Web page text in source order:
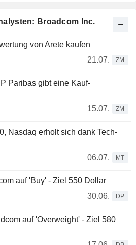
Broadcom Inc.
von Arete kaufen
21.07.
ZM
Paribas gibt eine Kauf-
15.07.
ZM
Nasdaq erholt sich dank Tech-
06.07.
MT
auf 'Buy' - Ziel 550 Dollar
30.06.
DP
auf 'Overweight' - Ziel 580